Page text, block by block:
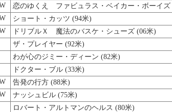
恋のゆくえ ファビュラス・ベイカー・ボーイズ
ショート・カッツ (94米)
ドリブルＸ 魔法のバスケ・シューズ (06米)
ザ・プレイヤー (92米)
わが心のジミー・ディーン (82米)
ドクター・ブル (33米)
告発の行方 (88米)
ナッシュビル (75米)
ロバート・アルトマンのヘルス (80米)